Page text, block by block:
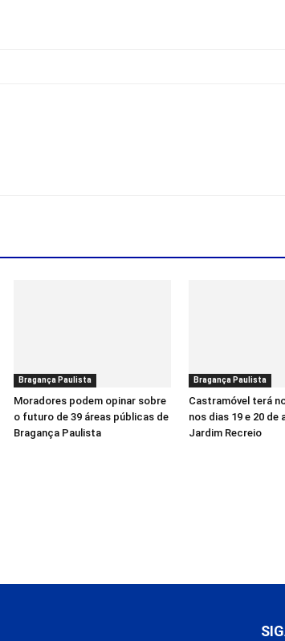
Bragança Paulista
Moradores podem opinar sobre
o futuro de 39 áreas públicas de
Bragança Paulista
Bragança Paulista
Castramóvel terá
nos dias 19 e 20 de
Jardim Recreio